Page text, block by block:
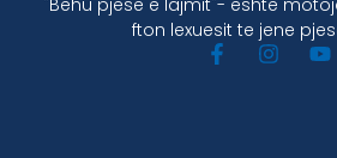
"Behu pjese e lajmit"- eshte
fton lexuesit te jene